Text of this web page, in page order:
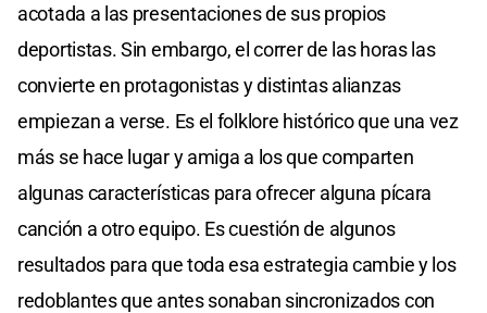
acotada a las presentaciones de sus propios
deportistas. Sin embargo, el correr de las horas las
convierte en protagonistas y distintas alianzas
empiezan a verse. Es el folklore histórico que una vez
más se hace lugar y amiga a los que comparten
algunas características para ofrecer alguna pícara
canción a otro equipo. Es cuestión de algunos
resultados para que toda esa estrategia cambie y los
redoblantes que antes sonaban sincronizados con